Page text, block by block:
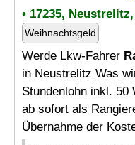
• 17235,
Weihnachtsgeld
Werde Lkw-Fahrer
in Neustrelitz Was
Stundenlohn inkl. 50
ab sofort als
Übernahme der